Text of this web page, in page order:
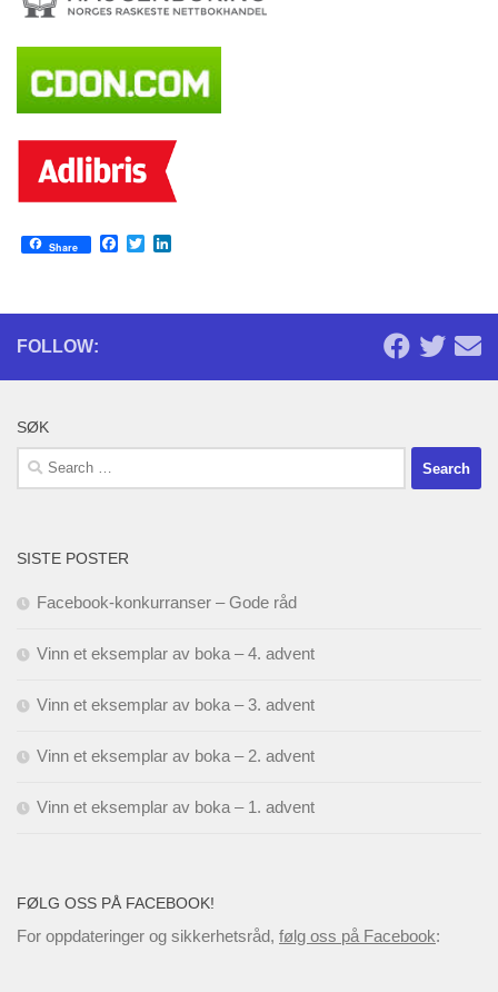
Share Facebook
Twitter
FOLLOW:
SØK
Search
for:
SISTE POSTER
Facebook-konkurranser – Gode råd
Vinn et eksemplar av boka – 4. advent
Vinn et eksemplar av boka – 3. advent
Vinn et eksemplar av boka – 2. advent
Vinn et eksemplar av boka – 1. advent
FØLG OSS PÅ FACEBOOK!
For oppdateringer og sikkerhetsråd, følg oss på Facebook: